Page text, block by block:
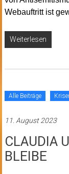
Webauftritt ist
Weiterlesen
Alle Beiträge
11. August 2023
CLAUDIA
BLEIBE